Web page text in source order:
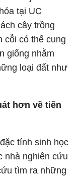
tại UC
cây trồng
cỗi có thể cung
giống nhằm
loại đất như
hơn về tiến
tính sinh học
nhà nghiên cứu
tìm ra những